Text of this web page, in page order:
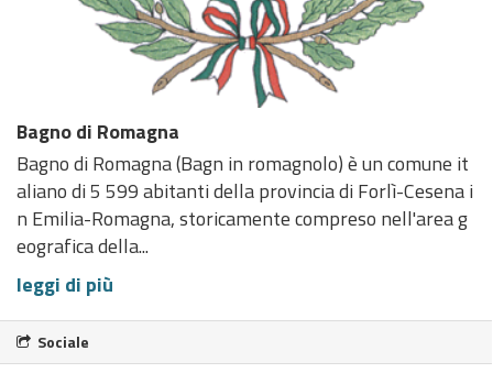
Bagno di Romagna
Bagno di Romagna (Bagn in romagnolo) è un comune it
aliano di 5 599 abitanti della provincia di Forlì-Cesena i
n Emilia-Romagna, storicamente compreso nell'area g
eografica della...
leggi di più
Sociale